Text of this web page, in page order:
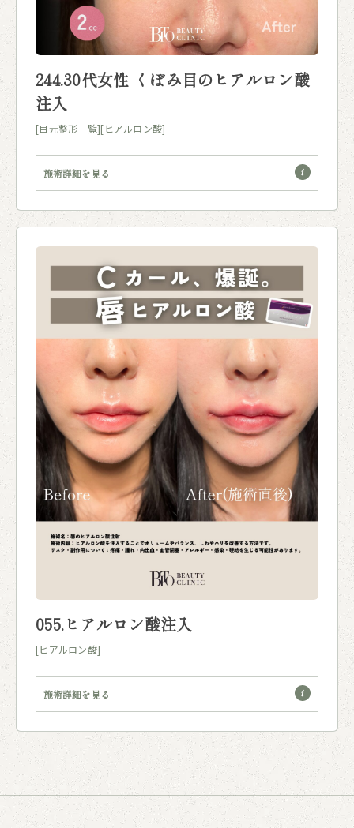
244.30代女性 くぼみ目のヒアルロン酸
注入
[目元整形一覧][ヒアルロン酸]
施術詳細を見る
055.ヒアルロン酸注入
[ヒアルロン酸]
施術詳細を見る